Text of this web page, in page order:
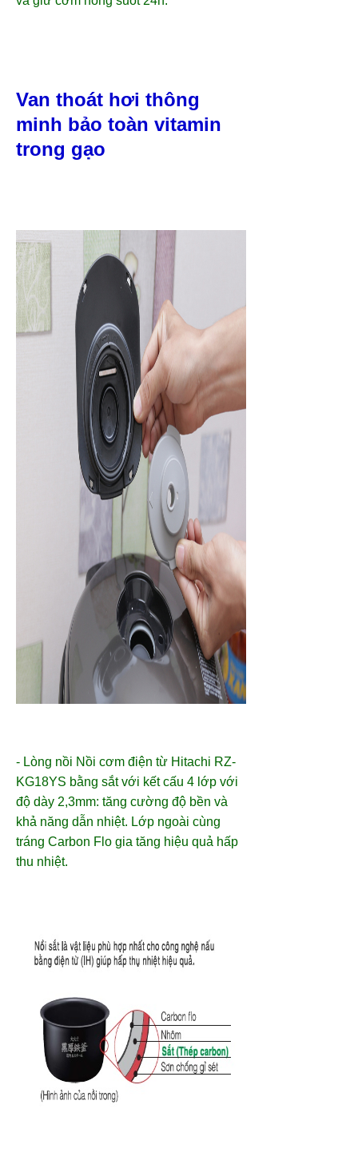
Van thoát hơi thông
minh bảo toàn vitamin
trong gạo
- Lòng nồi Nồi cơm điện từ Hitachi RZ-
KG18YS bằng sắt với kết cấu 4 lớp với
độ dày 2,3mm: tăng cường độ bền và
khả năng dẫn nhiệt. Lớp ngoài cùng
tráng Carbon Flo gia tăng hiệu quả hấp
thu nhiệt.